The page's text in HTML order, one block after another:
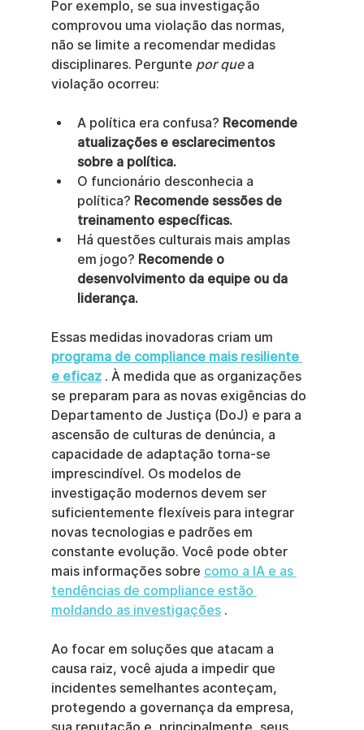
Por exemplo, se sua investigação
comprovou uma violação das normas,
não se limite a recomendar medidas
disciplinares. Pergunte por que a
violação ocorreu:
A política era confusa? Recomende
atualizações e esclarecimentos
sobre a política.
O funcionário desconhecia a
política? Recomende sessões de
treinamento específicas.
Há questões culturais mais amplas
em jogo? Recomende o
desenvolvimento da equipe ou da
liderança.
Essas medidas inovadoras criam um
programa de compliance mais resiliente
e eficaz . À medida que as organizações
se preparam para as novas exigências do
Departamento de Justiça (DoJ) e para a
ascensão de culturas de denúncia, a
capacidade de adaptação torna-se
imprescindível. Os modelos de
investigação modernos devem ser
suficientemente flexíveis para integrar
novas tecnologias e padrões em
constante evolução. Você pode obter
mais informações sobre como a IA e as
tendências de compliance estão
moldando as investigações .
Ao focar em soluções que atacam a
causa raiz, você ajuda a impedir que
incidentes semelhantes aconteçam,
protegendo a governança da empresa,
sua reputação e, principalmente, seus